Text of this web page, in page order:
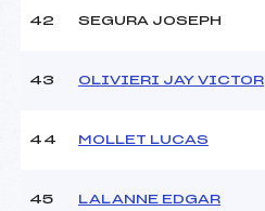
42 SEGURA JOSEPH
43 OLIVIERI JAY VICTOR
44 MOLLET LUCAS
45 LALANNE EDGAR